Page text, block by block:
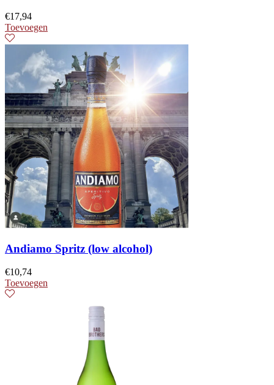
€17,94
Toevoegen
Andiamo Spritz (low alcohol)
€10,74
Toevoegen